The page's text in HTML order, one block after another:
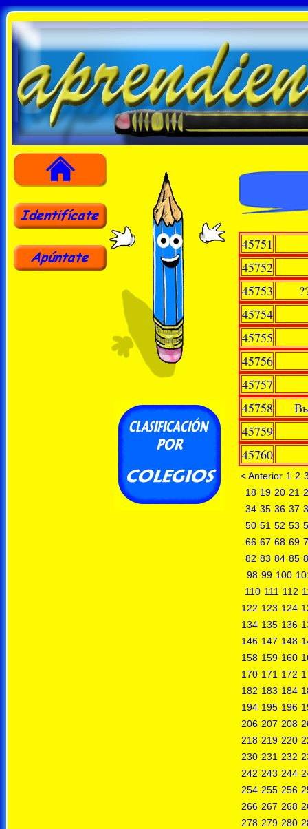
45751
45752
45753
45754
45755
45756
45757
45758
45759
45760
< Anterior 1 2
18 19 20 21
34 35 36 37
50 51 52 53
66 67 68 69
82 83 84 85
98 99 100
110 111 112
122 123 124
134 135 136
146 147 148
158 159 160
170 171 172
182 183 184
194 195 196
206 207 208
218 219 220
230 231 232
242 243 244
254 255 256
266 267 268
278 279 280